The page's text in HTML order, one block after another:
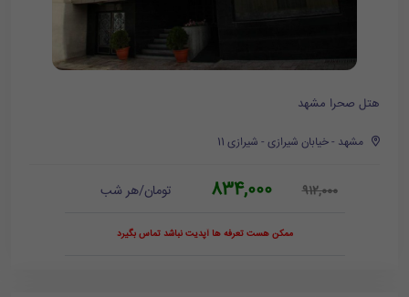
هتل صحرا مشهد
مشهد - خیابان شیرازی - شیرازی 11
912,000
834,000 تومان/هر شب
ممکن هست تعرفه ها آپدیت نباشد تماس بگیرد